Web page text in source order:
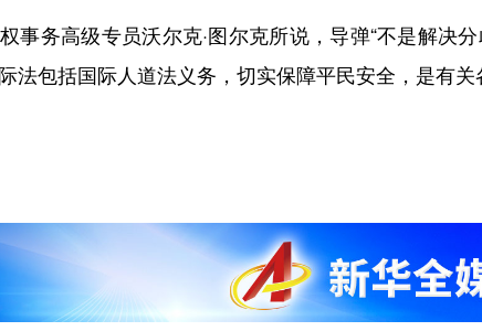
务高级专员沃尔克·图尔克所说，导弹“不是解决分
法包括国际人道法义务，切实保障平民安全，是有关